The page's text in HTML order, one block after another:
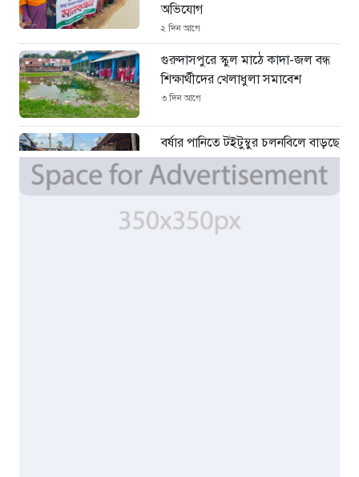
অভিযোগ
২ দিন আগে
গুরুদাসপুরে স্কুল মাঠে কাদা-জল বন্ধ
শিক্ষার্থীদের খেলাধুলা সমাবেশ
৩ দিন আগে
বর্ষার পানিতে টইটুম্বুর চলনবিলে বাড়ছে
ডিঙি নৌকার চাহিদা
৫ দিন আগে
সিন্ডিকেটের কবজায় পাটের বাজার,